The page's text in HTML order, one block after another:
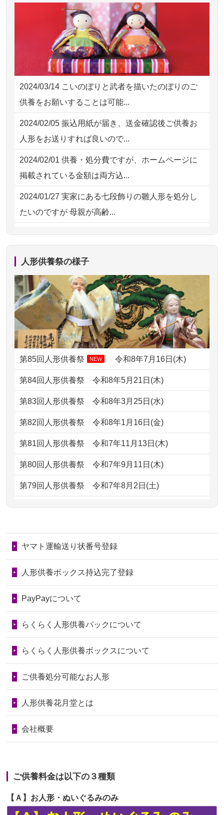
2026/08/02 09:15 神奈川の方からお申込み
2026/08/02 06:46 相模原の方からお申込み
2026/08/01 19:28 東京都の方からお申込み
2026/08/01 17:10 東京都の方からお申込み
2026/08/01 11:07 さいたの方からお申込み
2026/07/31 17:28 栃木県の方からお申込み
NEW
お人形の仕分けなども丁寧に行う
様子から、大切...
2026/07/25供養の内容（料金や送り方等）がとて
も丁寧に説...
2026/07/18 つい先日も利用させていただきまし
た。 手続...
2026/07/18 大切にしていたお人形をきちんと供養
してくださ...
2026/07/15 子供の頃から可愛がってきた七段飾り
の雛人形で...
2026/07/15 お客様の声を読み、丁寧に供養してい
ただけそう...
2026/07/11思い出のある人形達を、ちゃんと供養
したく、花...
2026/07/10家から近かったので。
2026/07/08誰も住んでいない実家の片付けを始め
ました。 ...
2026/07/069年間自由が丘店を見守ってくれてあり
がとう。
2026/07/05 しっかりとお人形たちの供養をしてい
ただけると...
2026/06/30長年大事にしてきた雛人形です、供養
ガラスケースのまま引き取ってくださ
るのが助か...
ました。お...
2026/06/28きちんと供養していただけると思った
ので、お願...
いたことが...
2026/06/28老後のことを考え体力のあるうちに身
2026/06/28人形たちに これまで本当にありがとう
天...
2026/06/24今は亡き両親が孫（私の子供）の初節
句に贈って...
が伸びた時...
2026/06/22
娘の初めてのひな祭りにあわせて、娘
の祖父母か...
2024/03/14 こいのぼりと武者を描いたのぼりのご
供養をお願いすることは可能...
2024/02/05 振込用紙が届き、送金確認後ご供養お
人形をお送りすれば良いので...
2024/02/01 供養・処分費ですが、ホームページに
掲載されている金額は両方込...
2024/01/27 実家にある七段飾りの雛人形を処分し
たいのですが 母親が高齢...
2024/01/13剥製の供養・処分をお願いできます
ですが？
2024/01/13お雛様のセットを供養・処分したいの
ですが、お雛様とお内裏様だ...
2024/01/13供養申込みの後、供養祭までお人形は
どうなってるのですか？
2024/01/13会社のようですが、きちんと供養して
供養が終わったお人形以外はどうして
るのですか？
しょうか？
2024/01/04ガラスケースは外しても良いですか？
人形供養祭の様子
第85回人形供養祭 NEW 令和8年7月16日(木)
第84回人形供養祭令和8年5月21日(木)
第83回人形供養祭令和8年3月25日(水)
第82回人形供養祭令和8年1月16日(金)
第81回人形供養祭令和7年11月13日(木)
第80回人形供養祭令和7年9月11日(木)
第79回人形供養祭令和7年8月2日(土)
第78回人形供養祭令和7年6月20日(金)
第76回人形供養祭令和7年2月28日(金)
第75回人形供養祭令和7年1月17日(金)
第73回人形供養祭令和6年10月17日(木)
第71回人形供養祭令和6年8月1日(木)
第70回人形供養祭令和6年6月21日(金)
第68回人形供養祭令和6年3月22日(金)
第65回人形供養祭令和5年11月09日(木)
第64回人形供養祭令和5年9月21日(木)
ヤマト運輸送り状番号登録
人形供養ボックス持込完了登録
PayPayについて
らくらく人形供養パックについて
らくらく人形供養ボックスについて
ご供養処分可能なお人形
人形供養花月堂とは
会社概要
ご供養料金は以下の３種類
【Ａ】お人形・ぬいぐるみのみ